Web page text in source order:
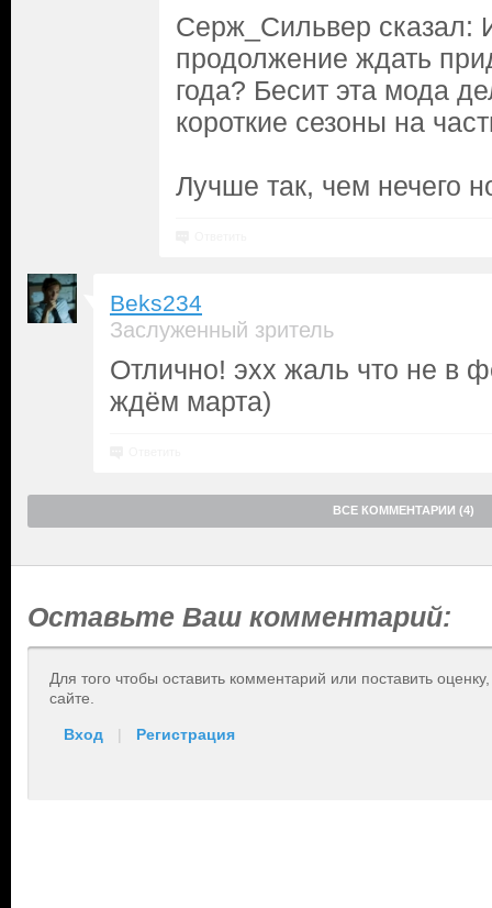
Серж_Сильвер сказал:
продолжение ждать
года? Бесит эта мода
короткие сезоны на
Лучше так, чем нечего
Beks234
Заслуженный зритель
Отлично! эхх жаль что не в
ждём марта)
ВСЕ КОММЕНТАРИИ (4)
Оставьте Ваш комментарий:
Для того чтобы оставить комментарий или поставить
сайте.
Вход | Регистрация